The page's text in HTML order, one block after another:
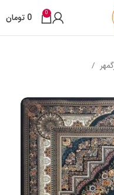
0
0 تومان